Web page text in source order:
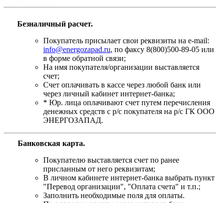
Безналичный расчет.
Покупатель присылает свои реквизиты на e-mail:
info@energozapad.ru, по факсу 8(800)500-89-05 или
в форме обратной связи;
На имя покупателя/организации выставляется
счет;
Счет оплачивать в кассе через любой банк или
через личный кабинет интернет-банка;
* Юр. лица оплачивают счет путем перечисления
денежных средств с р/с покупателя на р/с ГК ООО
ЭНЕРГОЗАПАД.
Банковская карта.
Покупателю выставляется счет по ранее
присланным от него реквизитам;
В личном кабинете интернет-банка выбрать пункт
"Перевод организации", "Оплата счета" и т.п.;
Заполнить необходимые поля для оплаты.